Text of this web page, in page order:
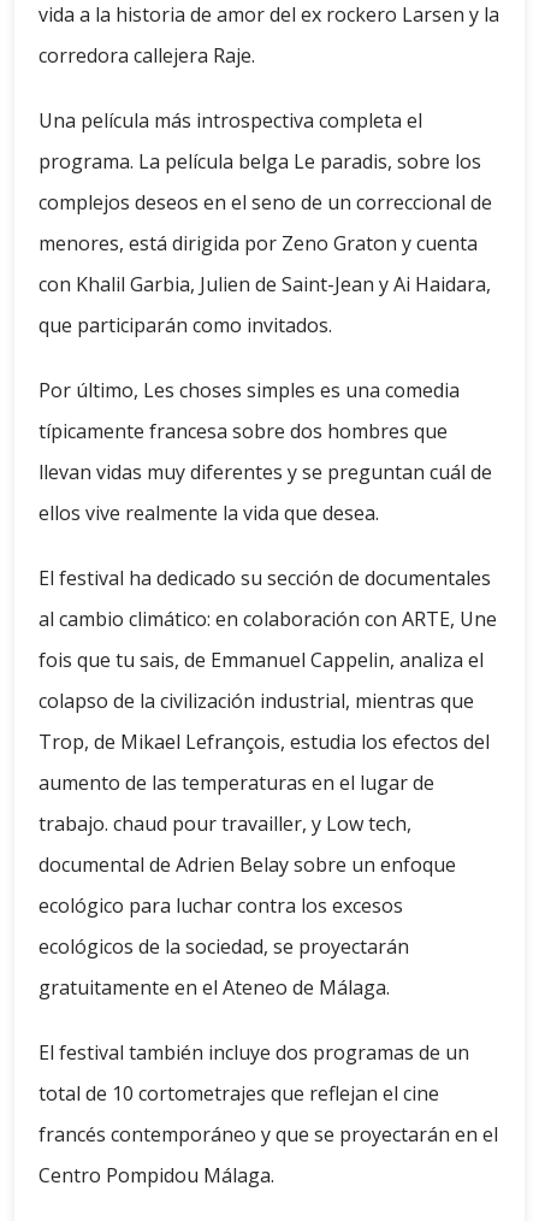
vida a la historia de amor del ex rockero Larsen y la
corredora callejera Raje.
Una película más introspectiva completa el
programa. La película belga Le paradis, sobre los
complejos deseos en el seno de un correccional de
menores, está dirigida por Zeno Graton y cuenta
con Khalil Garbia, Julien de Saint-Jean y Ai Haidara,
que participarán como invitados.
Por último, Les choses simples es una comedia
típicamente francesa sobre dos hombres que
llevan vidas muy diferentes y se preguntan cuál de
ellos vive realmente la vida que desea.
El festival ha dedicado su sección de documentales
al cambio climático: en colaboración con ARTE, Une
fois que tu sais, de Emmanuel Cappelin, analiza el
colapso de la civilización industrial, mientras que
Trop, de Mikael Lefrançois, estudia los efectos del
aumento de las temperaturas en el lugar de
trabajo. chaud pour travailler, y Low tech,
documental de Adrien Belay sobre un enfoque
ecológico para luchar contra los excesos
ecológicos de la sociedad, se proyectarán
gratuitamente en el Ateneo de Málaga.
El festival también incluye dos programas de un
total de 10 cortometrajes que reflejan el cine
francés contemporáneo y que se proyectarán en el
Centro Pompidou Málaga.